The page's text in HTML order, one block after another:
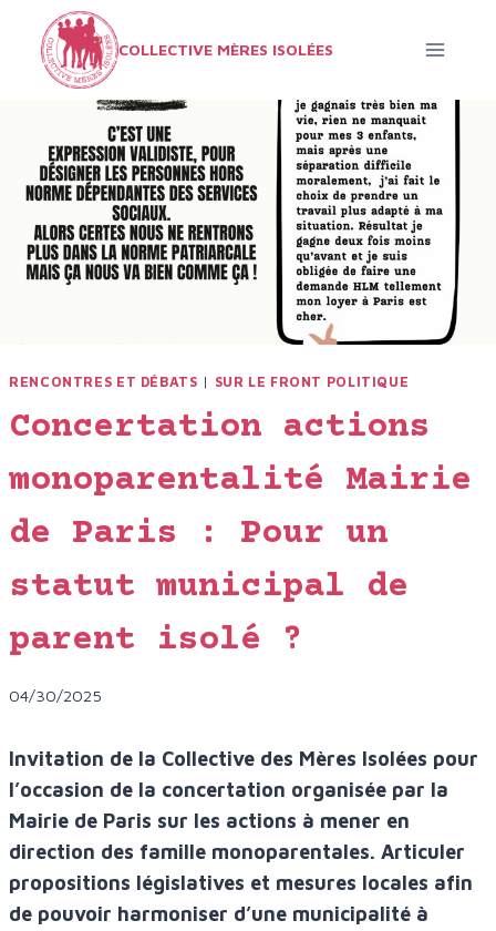
contenu
COLLECTIVE MÈRES ISOLÉES
RENCONTRES ET DÉBATS | SUR LE FRONT POLITIQUE
Concertation actions
monoparentalité Mairie
de Paris : Pour un
statut municipal de
parent isolé ?
04/30/2025
Invitation de la Collective des Mères Isolées pour
l’occasion de la concertation organisée par la
Mairie de Paris sur les actions à mener en
direction des famille monoparentales. Articuler
propositions législatives et mesures locales afin
de pouvoir harmoniser d’une municipalité à